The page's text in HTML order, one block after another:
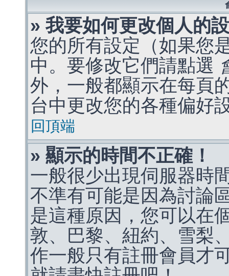
» 我要如何更改個人的
您的所有設定（如果您
中。要修改它們請點選
外，一般都顯示在每頁
台中更改您的各種偏好
回頂端
» 顯示的時間不正確！
一般很少出現伺服器時
不準有可能是因為討論
是這種原因，您可以在
敦、巴黎、紐約、雪梨
作一般只有註冊會員才